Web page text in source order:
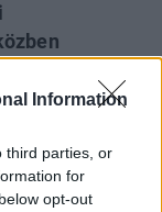
Information
third parties, or
for
opt-out
lehetővé